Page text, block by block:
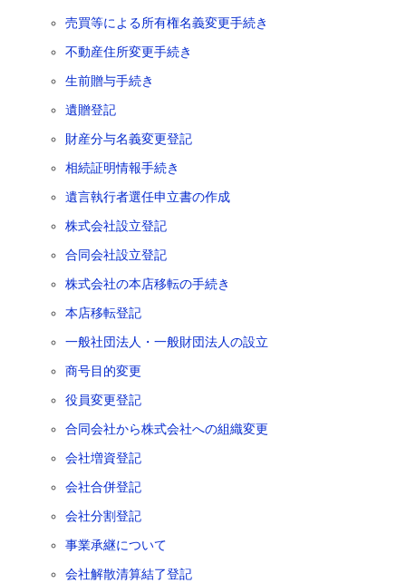
売買等による所有権名義変更手続き
不動産住所変更手続き
生前贈与手続き
遺贈登記
財産分与名義変更登記
相続証明情報手続き
遺言執行者選任申立書の作成
株式会社設立登記
合同会社設立登記
株式会社の本店移転の手続き
本店移転登記
一般社団法人・一般財団法人の設立
商号目的変更
役員変更登記
合同会社から株式会社への組織変更
会社増資登記
会社合併登記
会社分割登記
事業承継について
会社解散清算結了登記